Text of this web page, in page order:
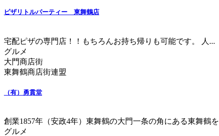
ピザリトルパーティー 東舞鶴店
宅配ピザの専門店！！もちろんお持ち帰りも可能です。 人...
グルメ
大門商店街
東舞鶴商店街連盟
（有）勇貫堂
創業1857年（安政4年）東舞鶴の大門一条の角にある東舞鶴
グルメ